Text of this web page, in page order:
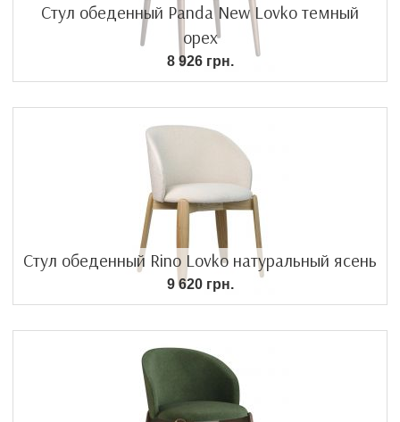
Стул обеденный Panda New Lovko темный
орех
8 926 грн.
Стул обеденный Rino Lovko натуральный ясень
9 620 грн.